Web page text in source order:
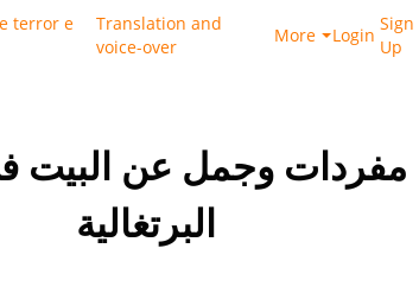
terror e
Translation and
voice-over
More Login
Sign
Up
مفردات وجمل عن البيت
البرتغالية